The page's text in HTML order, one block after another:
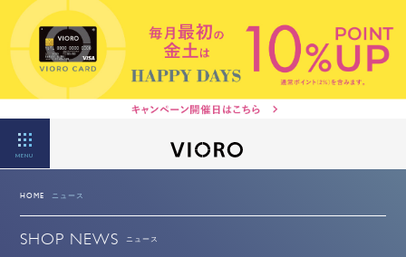
MENU
HOME ニュース
SHOP NEWS ニュース